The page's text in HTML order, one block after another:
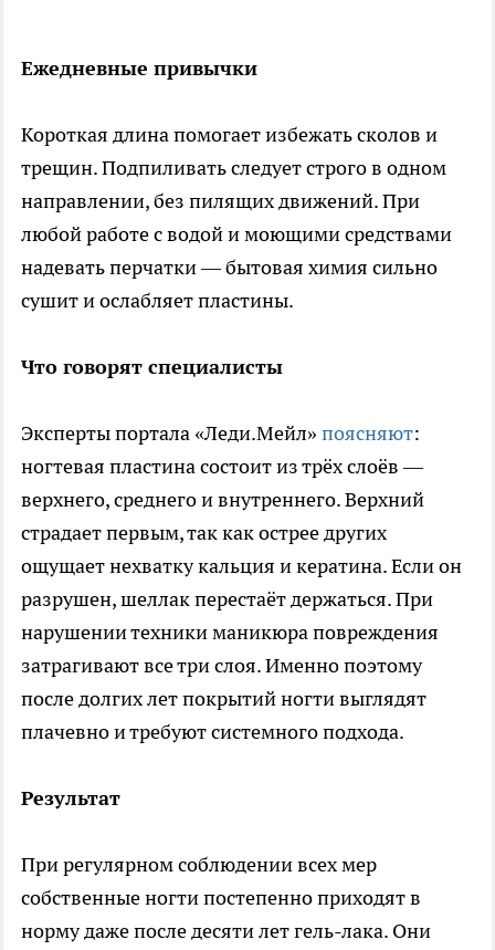
Ежедневные привычки
Короткая длина помогает избежать сколов и
трещин. Подпиливать следует строго в одном
направлении, без пилящих движений. При
любой работе с водой и моющими средствами
надевать перчатки — бытовая химия сильно
сушит и ослабляет пластины.
Что говорят специалисты
Эксперты портала «Леди.Мейл» поясняют:
ногтевая пластина состоит из трёх слоёв —
верхнего, среднего и внутреннего. Верхний
страдает первым, так как острее других
ощущает нехватку кальция и кератина. Если он
разрушен, шеллак перестаёт держаться. При
нарушении техники маникюра повреждения
затрагивают все три слоя. Именно поэтому
после долгих лет покрытий ногти выглядят
плачевно и требуют системного подхода.
Результат
При регулярном соблюдении всех мер
собственные ногти постепенно приходят в
норму даже после десяти лет гель-лака. Они